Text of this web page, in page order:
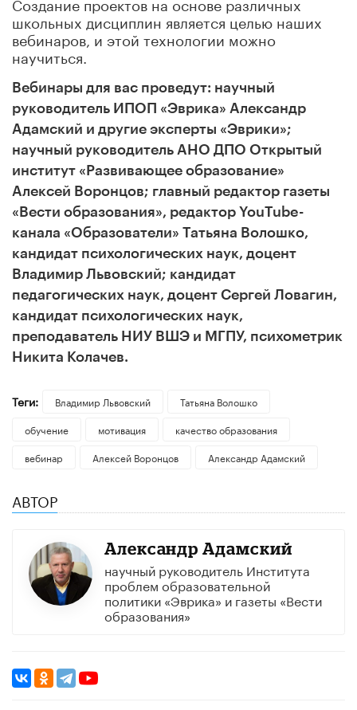
школьных дисциплин является целью наших
вебинаров, и этой технологии можно
научиться.
Вебинары для вас проведут: научный
руководитель ИПОП «Эврика» Александр
Адамский и другие эксперты «Эврики»;
научный руководитель АНО ДПО Открытый
институт «Развивающее образование»
Алексей Воронцов; главный редактор газеты
«Вести образования», редактор YouTube-
канала «Образователи» Татьяна Волошко,
кандидат психологических наук, доцент
Владимир Львовский; кандидат
педагогических наук, доцент Сергей Ловагин,
кандидат психологических наук,
преподаватель НИУ ВШЭ и МГПУ, психометрик
Никита Колачев.
Теги: Владимир Львовский
Татьяна Волошко
обучение
мотивация
качество образования
вебинар
Алексей Воронцов Александр Адамский
АВТОР
Александр Адамский
научный руководитель Института
проблем образовательной
политики «Эврика» и газеты «Вести
образования»